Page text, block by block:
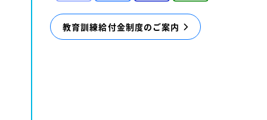
教育訓練給付金制度のご案内